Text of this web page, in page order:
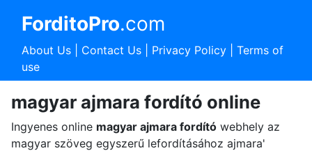
ForditoPro.com
About Us| Contact Us| Privacy Policy| Terms of
use
magyar ajmara fordító online
Ingyenes online magyar ajmara fordítówebhely az
magyar szöveg egyszerű lefordításához ajmara'